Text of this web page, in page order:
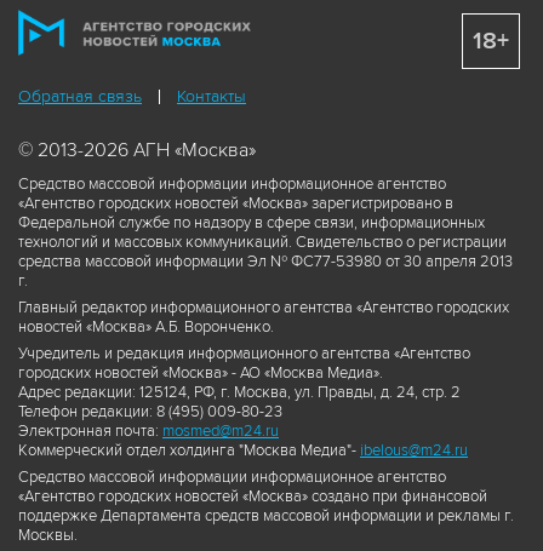
Обратная связь Контакты
© 2013-2026 АГН «Москва»
Средство массовой информации информационное агентство
«Агентство городских новостей «Москва» зарегистрировано в
Федеральной службе по надзору в сфере связи, информационных
технологий и массовых коммуникаций. Свидетельство о регистрации
средства массовой информации Эл № ФС77-53980 от 30 апреля 2013
г.
Главный редактор информационного агентства «Агентство городских
новостей «Москва» А.Б. Воронченко.
Учредитель и редакция информационного агентства «Агентство
городских новостей «Москва» - АО «Москва Медиа».
Адрес редакции: 125124, РФ, г. Москва, ул. Правды, д. 24, стр. 2
Телефон редакции: 8 (495) 009-80-23
Электронная почта: mosmed@m24.ru
Коммерческий отдел холдинга "Москва Медиа"- ibelous@m24.ru
Средство массовой информации информационное агентство
«Агентство городских новостей «Москва» создано при финансовой
поддержке Департамента средств массовой информации и рекламы г.
Москвы.
18+